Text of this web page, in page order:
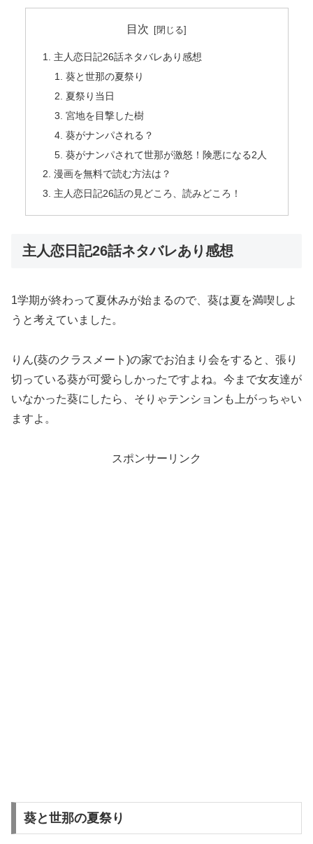
目次
主人恋日記26話ネタバレあり感想
葵と世那の夏祭り
夏祭り当日
宮地を目撃した樹
葵がナンパされる？
葵がナンパされて世那が激怒！険悪になる2人
漫画を無料で読む方法は？
主人恋日記26話の見どころ、読みどころ！
主人恋日記26話ネタバレあり感想
1学期が終わって夏休みが始まるので、葵は夏を満喫しよ
うと考えていました。
りん(葵のクラスメート)の家でお泊まり会をすると、張り
切っている葵が可愛らしかったですよね。今まで女友達が
いなかった葵にしたら、そりゃテンションも上がっちゃい
ますよ。
スポンサーリンク
葵と世那の夏祭り